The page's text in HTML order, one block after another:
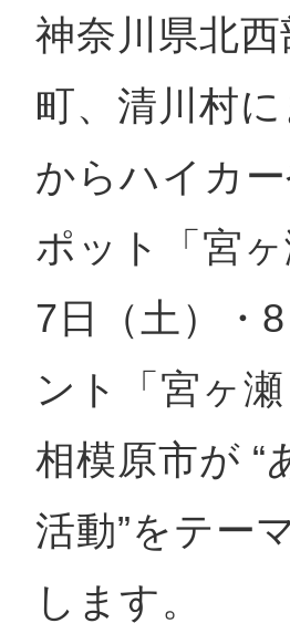
神奈川県北
町、清川村
からハイカ
ポット「宮
7日（土）・
ント「宮ヶ
相模原市が “
活動”をテー
します。